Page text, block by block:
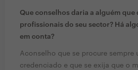
Que conselhos daria a alguém
profissionais do seu sector? Há
em conta?
Aconselho que se procure sempre
credenciado e que se exija que o